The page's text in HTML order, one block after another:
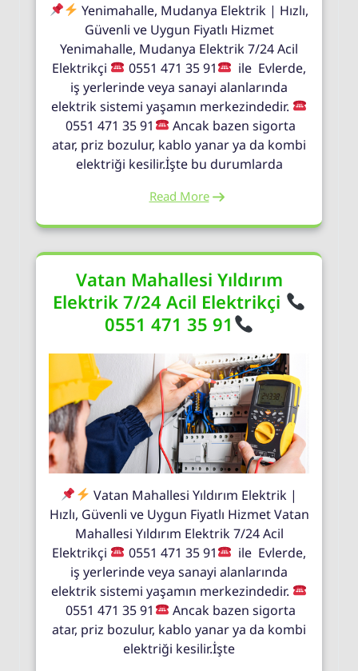
Yenimahalle, Mudanya Elektrik | Hızlı,
Güvenli ve Uygun Fiyatlı Hizmet
Yenimahalle, Mudanya Elektrik 7/24 Acil
Elektrikçi
0551 471 35 91
ile Evlerde,
iş yerlerinde veya sanayi alanlarında
elektrik sistemi yaşamın merkezindedir.
0551 471 35 91
Ancak bazen sigorta
atar, priz bozulur, kablo yanar ya da kombi
elektriği kesilir.İşte bu durumlarda
Read More
Vatan Mahallesi Yıldırım
Elektrik 7/24 Acil Elektrikçi
0551 471 35 91
Vatan Mahallesi Yıldırım Elektrik |
Hızlı, Güvenli ve Uygun Fiyatlı Hizmet Vatan
Mahallesi Yıldırım Elektrik 7/24 Acil
Elektrikçi
0551 471 35 91
ile Evlerde,
iş yerlerinde veya sanayi alanlarında
elektrik sistemi yaşamın merkezindedir.
0551 471 35 91
Ancak bazen sigorta
atar, priz bozulur, kablo yanar ya da kombi
elektriği kesilir.İşte